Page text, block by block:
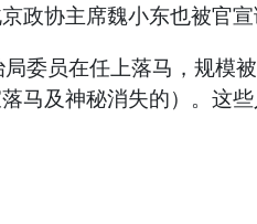
政协主席魏小东也被官宣
员在任上落马，规模
马及神秘消失的）。这些